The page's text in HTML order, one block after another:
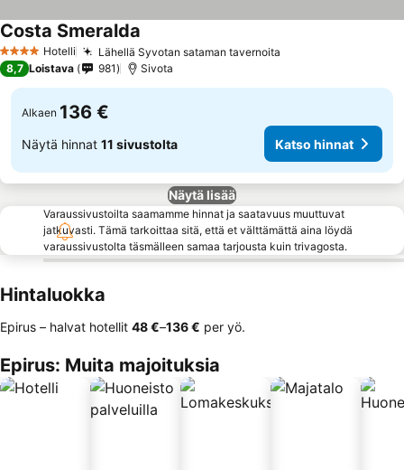
4 Tähtiluokitus
Hotelli Lähellä Syvotan sataman tavernoita
Costa Smeralda
8,7 Loistava 981 Sivota
Alkaen 136 €
Näytä hinnat 11 sivustolta Katso hinnat
Näytä lisää
Varaussivustoilta saamamme hinnat ja saatavuus muuttuvat
jatkuvasti. Tämä tarkoittaa sitä, että et välttämättä aina löydä
varaussivustolta täsmälleen samaa tarjousta kuin trivagosta.
Hintaluokka
Epirus – halvat hotellit ‎48 €–‎136 € per yö.
Epirus: Muita majoituksia